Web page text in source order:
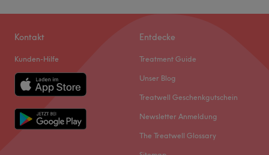
Kontakt
Kunden-Hilfe
Entdecke
Treatment Guide
Unser Blog
Treatwell Geschenkgutschein
Newsletter Anmeldung
The Treatwell Glossary